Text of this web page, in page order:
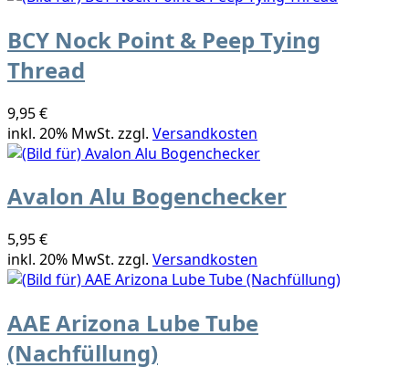
BCY Nock Point & Peep Tying
Thread
9,95 €
inkl. 20% MwSt. zzgl. Versandkosten
Avalon Alu Bogenchecker
5,95 €
inkl. 20% MwSt. zzgl. Versandkosten
AAE Arizona Lube Tube
(Nachfüllung)